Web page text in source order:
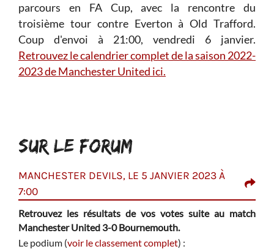
parcours en FA Cup, avec la rencontre du
troisième tour contre Everton à Old Trafford.
Coup d'envoi à 21:00, vendredi 6 janvier.
Retrouvez le calendrier complet de la saison 2022-
2023 de Manchester United ici.
SUR LE FORUM
MANCHESTER DEVILS, LE 5 JANVIER 2023 À
7:00
Retrouvez les résultats de vos votes suite au match
Manchester United 3-0 Bournemouth.
Le podium (voir le classement complet) :